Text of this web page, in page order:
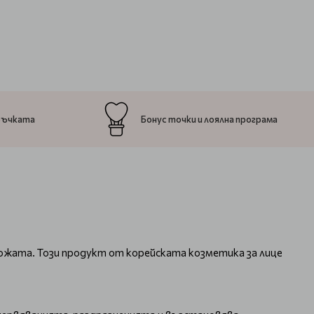
Бонус точки и лоялна програма
Този продукт от корейската козметика за лице